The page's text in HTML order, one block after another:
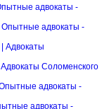
адвокаты -
Опытные адвокаты -
Адвокаты
Соломенского
адвокаты -
адвокаты -